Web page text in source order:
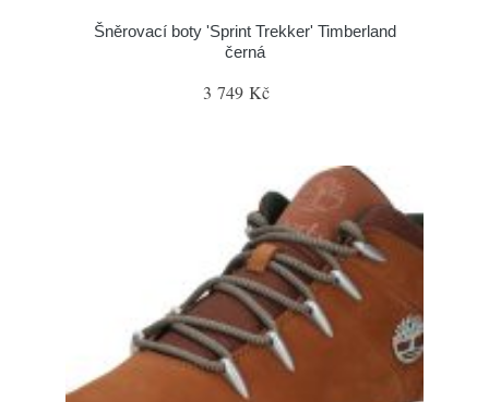
Šněrovací boty 'Sprint Trekker' Timberland
černá
3 749 Kč